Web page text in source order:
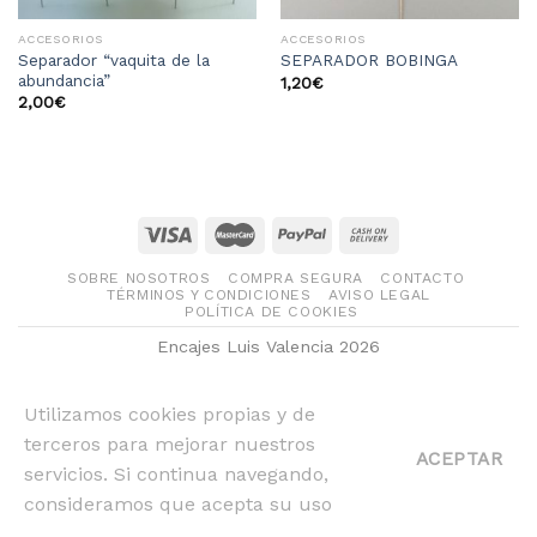
ACCESORIOS
Separador “vaquita de la
abundancia”
2,00€
ACCESORIOS
SEPARADOR BOBINGA
1,20€
SOBRE NOSOTROS COMPRA SEGURA
CONTACTO
TÉRMINOS Y CONDICIONES
AVISO LEGAL
POLÍTICA DE COOKIES
Encajes Luis Valencia 2026
Utilizamos cookies propias y de
terceros para mejorar nuestros
servicios. Si continua navegando,
consideramos que acepta su uso
ACEPTAR